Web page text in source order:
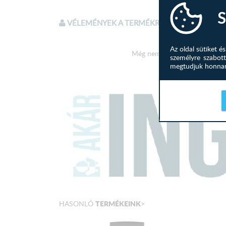
VÉLEMÉNYEK A TERMÉKRŐL
Még nem írtak véleményt a
HASONLÓ TERMÉKEINK>
Az oldal sütiket
személyre
megtudjuk